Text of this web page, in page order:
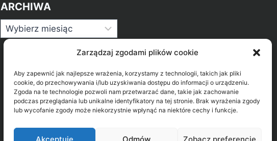
Zarządzaj zgodami plików cookie
Aby zapewnić jak najlepsze wrażenia, korzystamy z technologii, takich jak pliki
cookie, do przechowywania i/lub uzyskiwania dostępu do informacji o urządzeniu.
Zgoda na te technologie pozwoli nam przetwarzać dane, takie jak zachowanie
podczas przeglądania lub unikalne identyfikatory na tej stronie. Brak wyrażenia zgody
lub wycofanie zgody może niekorzystnie wpłynąć na niektóre cechy i funkcje.
Akceptuję Odmów Zobacz preferencje
ARCHIWA
Archiwa